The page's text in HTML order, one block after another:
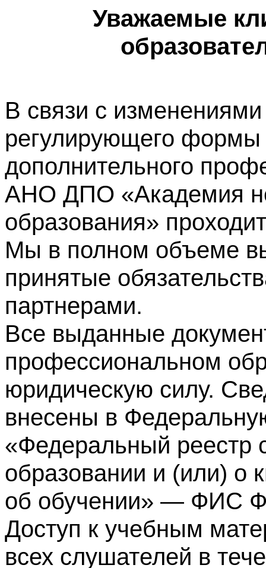
Уважаемые
В связи с изменениями
регулирующего формы
дополнительного
АНО ДПО «Академия
образования»
Мы в полном объеме
принятые
партнерами.
Все выданные
профессиональном
юридическую силу.
внесены в
«Федеральный реестр
образовании и (или) о
об обучении» — ФИС
Доступ к учебным
всех слушателей в